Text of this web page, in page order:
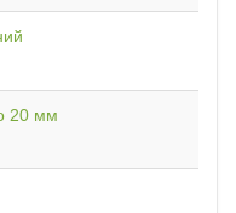
20 мм